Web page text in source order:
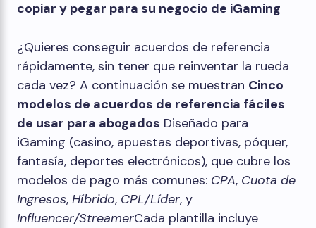
copiar y pegar para su negocio de iGaming
¿Quieres conseguir acuerdos de referencia
rápidamente, sin tener que reinventar la rueda
cada vez? A continuación se muestran Cinco
modelos de acuerdos de referencia fáciles
de usar para abogados Diseñado para
iGaming (casino, apuestas deportivas, póquer,
fantasía, deportes electrónicos), que cubre los
modelos de pago más comunes: CPA, Cuota de
Ingresos, Híbrido, CPL/Líder, y
Influencer/StreamerCada plantilla incluye